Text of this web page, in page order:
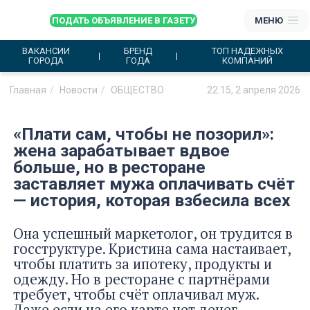
ПОДАТЬ ОБЪЯВЛЕНИЕ В ГАЗЕТУ МЕНЮ
ВАКАНСИИ
ГОРОДА
БРЕНД
ГОДА
ТОП НАДЕЖНЫХ
КОМПАНИЙ
Главная Новости ОБЩЕСТВО 22:15, 2 апреля 2026
«Плати сам, чтобы не позорил»:
жена зарабатывает вдвое
больше, но в ресторане
заставляет мужа оплачивать счёт
— история, которая взбесила всех
Она успешный маркетолог, он трудится в
госструктуре. Кристина сама настаивает,
чтобы платить за ипотеку, продукты и
одежду. Но в ресторане с партнёрами
требует, чтобы счёт оплачивал муж.